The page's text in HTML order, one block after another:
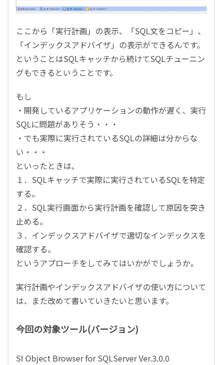
ここから「実行計画」の表示、「SQL文をコピー」、
「インデックスアドバイザ」の表示ができるんです。
ということはSQLキャッチから続けてSQLチューニン
グもできるということです。
もし
・開発しているアプリケーションの動作が遅く、実行
SQLに問題がありそう・・・
・でも実際に実行されているSQLの詳細は分からな
い・・・
といったときは、
１．SQLキャッチで実際に実行されているSQLを特定
する。
２．SQL実行画面から実行計画を確認して原因を突き
止める。
３．インデックスアドバイザで適切なインデックスを
確認する。
というアプローチをしてみてはいかがでしょうか。
実行計画やインデックスアドバイザの使い方について
は、また改めて書いていきたいと思います。
今回の対象ツール(バージョン)
SI Object Browser for SQLServer Ver.3.0.0